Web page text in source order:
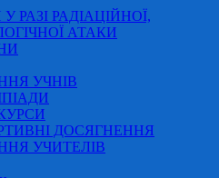
РАЗІ РАДІАЦІЙНОЇ,
АТАКИ
УЧНІВ
ДОСЯГНЕННЯ
УЧИТЕЛІВ